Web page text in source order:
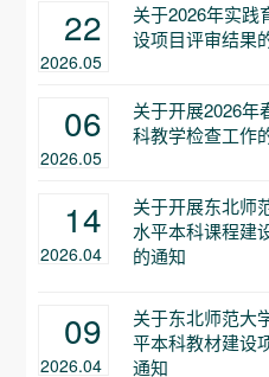
22
2026.05
关于2026年实践
设项目评审结果
06
2026.05
关于开展2026年
科教学检查工作
14
2026.04
关于开展东北师
水平本科课程建
的通知
09
2026.04
关于东北师范大
平本科教材建设
通知